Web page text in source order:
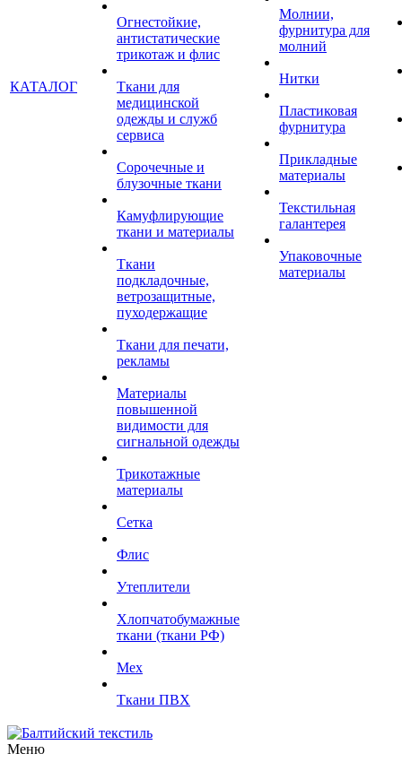
КАТАЛОГ
Огнестойкие,
антистатические
трикотаж и флис
Ткани для
медицинской
одежды и служб
сервиса
Сорочечные и
блузочные ткани
Камуфлирующие
ткани и материалы
Ткани
подкладочные,
ветрозащитные,
пуходержащие
Ткани для печати,
рекламы
Материалы
повышенной
видимости для
сигнальной одежды
Трикотажные
материалы
Сетка
Флис
Утеплители
Хлопчатобумажные
ткани (ткани РФ)
Мех
Ткани ПВХ
Молнии,
фурнитура для
молний
Нитки
Пластиковая
фурнитура
Прикладные
материалы
Текстильная
галантерея
Упаковочные
материалы
Меню